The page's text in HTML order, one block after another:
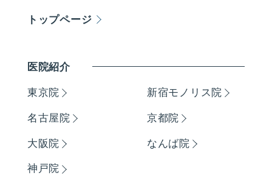
トップページ
医院紹介
東京院 新宿モノリス院
名古屋院 京都院
大阪院 なんば院
神戸院